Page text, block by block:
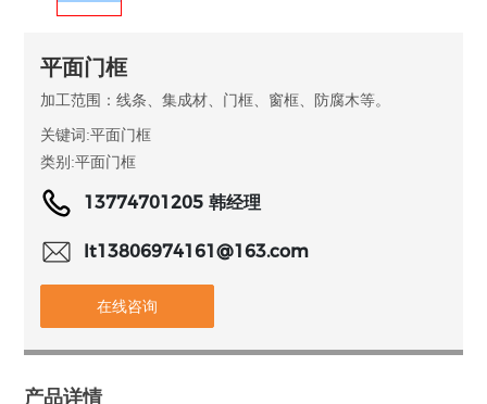
平面门框
加工范围：线条、集成材、门框、窗框、防腐木等。
关键词:平面门框
类别:平面门框
13774701205 韩经理
lt13806974161@163.com
在线咨询
产品详情